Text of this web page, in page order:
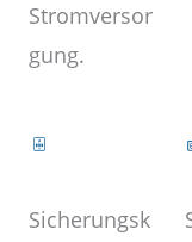
Stromversor
gung.
Sicherungsk